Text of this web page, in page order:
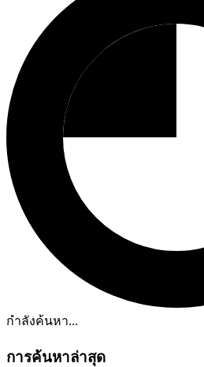
กำลังค้นหา...
การค้นหาล่าสุด